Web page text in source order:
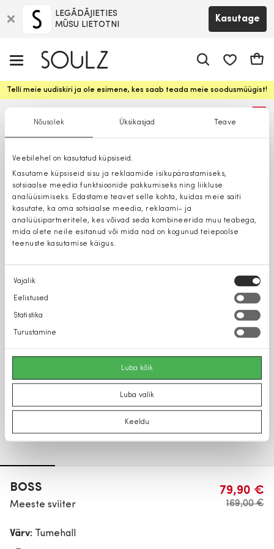
Nõusolek Üksikasjad Teave
Veebilehel on kasutatud küpsiseid.
Kasutame küpsiseid sisu ja reklaamide isikupärastamiseks,
sotsiaalse meedia funktsioonide pakkumiseks ning liikluse
analüüsimiseks. Edastame teavet selle kohta, kuidas meie saiti
kasutate, ka oma sotsiaalse meedia, reklaami- ja
analüüsipartneritele, kes võivad seda kombineerida muu teabega,
mida olete neile esitanud või mida nad on kogunud teiepoolse
teenuste kasutamise käigus.
Nõusoleku
valik
Vajalik
Eelistused
Statistika
Turustamine
Luba kõik
Luba valik
Keeldu
LEGĀDĀJIETIES
MŪSU LIETOTNI
Kasutage
Telli meie uudiskiri ja ole esimene, kes saab teada meie soodusmüügist!
BOSS
Meeste sviiter
79,90 €
169,00 €
Värv: Tumehall